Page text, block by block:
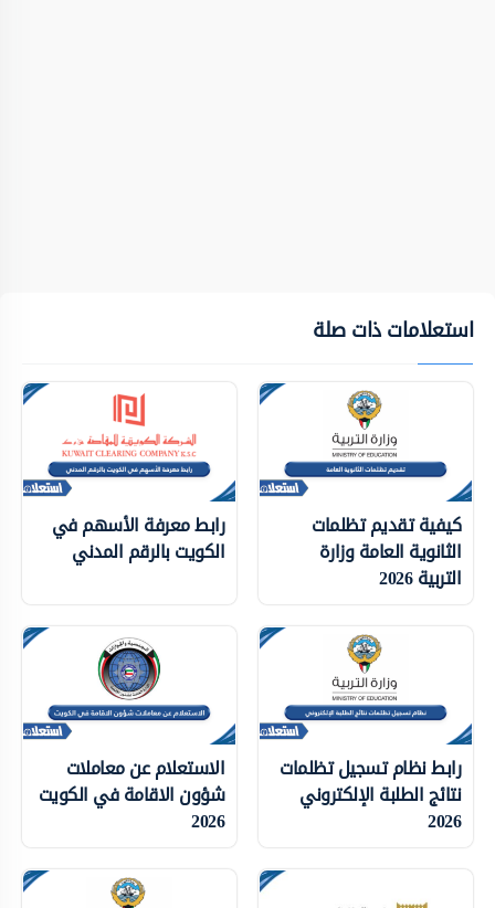
استعلامات ذات صلة
كيفية تقديم تظلمات
الثانوية العامة وزارة
التربية 2026
رابط معرفة الأسهم في
الكويت بالرقم المدني
رابط نظام تسجيل تظلمات
نتائج الطلبة الإلكتروني
2026
الاستعلام عن معاملات
شؤون الاقامة في الكويت
2026